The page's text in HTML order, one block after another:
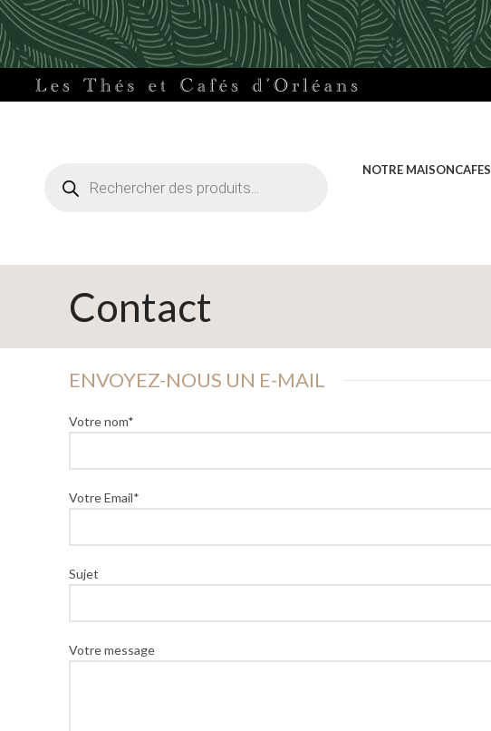
produits
NOTRE MAISONCAFES
Contact
ENVOYEZ-NOUS UN E-MAIL
Votre nom*
Votre Email*
Sujet
Votre message